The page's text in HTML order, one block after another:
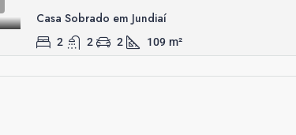
Casa Sobrado em Jundiaí
2 2 2 109 m²